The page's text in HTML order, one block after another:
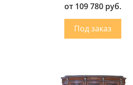
от 109 780 руб.